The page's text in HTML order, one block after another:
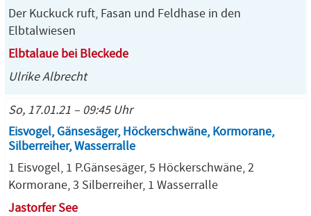
Der Kuckuck ruft, Fasan und Feldhase in den
Elbtalwiesen
Elbtalaue bei Bleckede
Ulrike Albrecht
So, 17.01.21 – 09:45 Uhr
Eisvogel, Gänsesäger, Höckerschwäne, Kormorane,
Silberreiher, Wasserralle
1 Eisvogel, 1 P.Gänsesäger, 5 Höckerschwäne, 2
Kormorane, 3 Silberreiher, 1 Wasserralle
Jastorfer See